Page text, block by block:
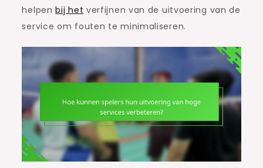
helpenbij het verfijnen van de uitvoering van de
service om fouten te minimaliseren.